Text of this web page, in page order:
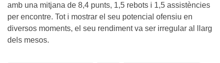
amb una mitjana de 8,4 punts, 1,5 rebots i 1,5 assistències
per encontre. Tot i mostrar el seu potencial ofensiu en
diversos moments, el seu rendiment va ser irregular al llarg
dels mesos.